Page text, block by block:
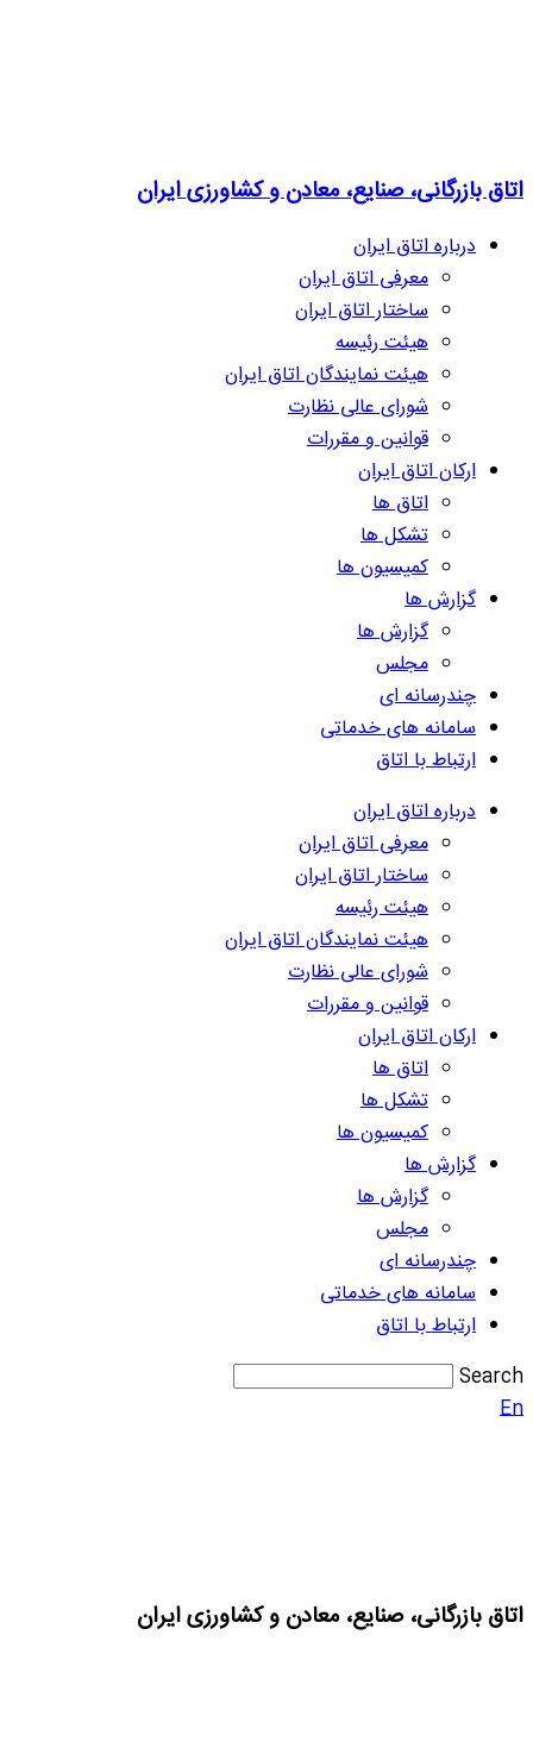
اتاق بازرگانی، صنایع، معادن و کشاورزی ایران
درباره اتاق ایران
معرفی اتاق ایران
ساختار اتاق ایران
هیئت رئیسه
هیئت نمایندگان اتاق ایران
شورای عالی نظارت
قوانین و مقررات
ارکان اتاق ایران
اتاق ها
تشکل ها
کمیسیون ها
گزارش ها
گزارش ها
مجلس
چندرسانه ای
سامانه های خدماتی
ارتباط با اتاق
درباره اتاق ایران
معرفی اتاق ایران
ساختار اتاق ایران
هیئت رئیسه
هیئت نمایندگان اتاق ایران
شورای عالی نظارت
قوانین و مقررات
ارکان اتاق ایران
اتاق ها
تشکل ها
کمیسیون ها
گزارش ها
گزارش ها
مجلس
چندرسانه ای
سامانه های خدماتی
ارتباط با اتاق
Search
En
اتاق بازرگانی، صنایع، معادن و کشاورزی ایران